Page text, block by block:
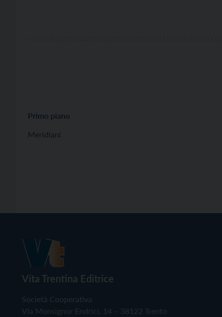
Primo piano
Meridiani
Vita Trentina Editrice
Società Cooperativa
Via Monsignor Endrici, 14 – 38122 Trento